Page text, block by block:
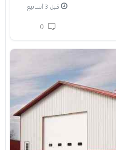
قبل 3 أسابيع